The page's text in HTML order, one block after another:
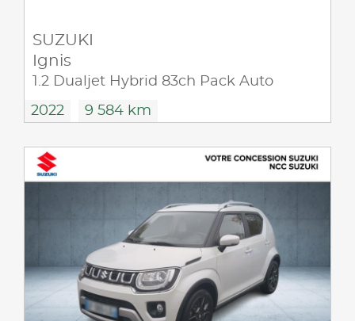
SUZUKI
Ignis
1.2 Dualjet Hybrid 83ch Pack Auto
2022 9 584 km